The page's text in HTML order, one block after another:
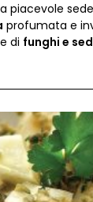
piacevole
profumata e
di funghi e